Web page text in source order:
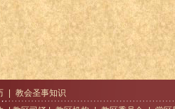
教会圣事知识